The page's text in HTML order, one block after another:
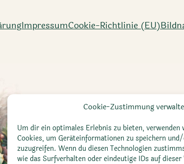
Cookie-Zustimmung
Um dir ein optimales Erlebnis zu bieten, verwenden
Cookies, um Geräteinformationen zu speichern
zuzugreifen. Wenn du diesen Technologien
wie das Surfverhalten oder eindeutige IDs auf
ImpressumCookie-Richtlinie (EU)